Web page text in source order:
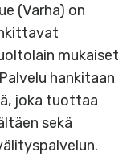
(Varha) on
mukaiset
hankitaan
joka tuottaa
sekä